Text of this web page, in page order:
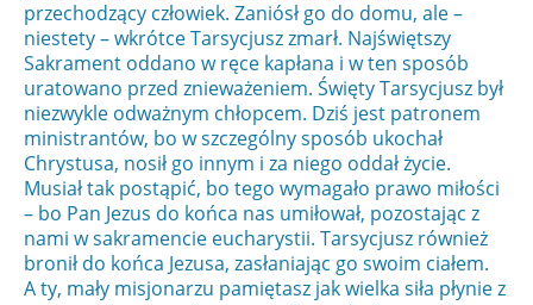
przechodzący człowiek. Zaniósł go do domu, ale –
niestety – wkrótce Tarsycjusz zmarł. Najświętszy
Sakrament oddano w ręce kapłana i w ten sposób
uratowano przed znieważeniem. Święty Tarsycjusz był
niezwykle odważnym chłopcem. Dziś jest patronem
ministrantów, bo w szczególny sposób ukochał
Chrystusa, nosił go innym i za niego oddał życie.
Musiał tak postąpić, bo tego wymagało prawo miłości
– bo Pan Jezus do końca nas umiłował, pozostając z
nami w sakramencie eucharystii. Tarsycjusz również
bronił do końca Jezusa, zasłaniając go swoim ciałem.
A ty, mały misjonarzu pamiętasz jak wielka siła płynie z